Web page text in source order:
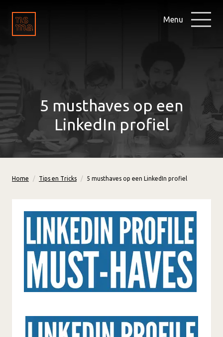
Menu
5 musthaves op een
LinkedIn profiel
Home Tips en Tricks 5 musthaves op een LinkedIn profiel